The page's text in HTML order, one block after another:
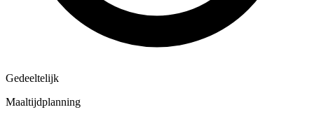
Gedeeltelijk
Maaltijdplanning